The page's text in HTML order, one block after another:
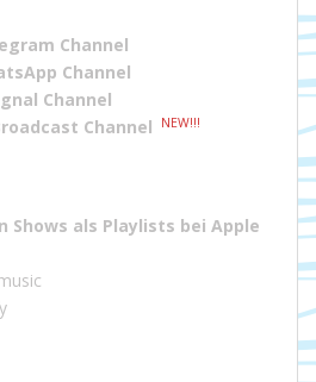
Channel
Channel
Channel
Channel
NEW!!!
Shows als Playlists bei Apple